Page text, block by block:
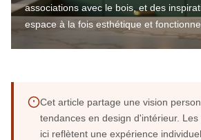
associations avec le bois, et des
espace à la fois esthétique et
Cet article partage une vision
tendances en design d'intérieur.
ici reflètent une expérience